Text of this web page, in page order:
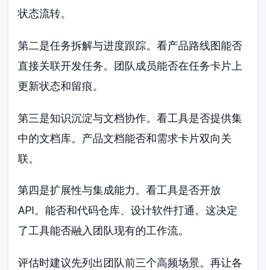
状态流转。
第二是任务拆解与进度跟踪。看产品路线图能否
直接关联开发任务。团队成员能否在任务卡片上
更新状态和留痕。
第三是知识沉淀与文档协作。看工具是否提供集
中的文档库。产品文档能否和需求卡片双向关
联。
第四是扩展性与集成能力。看工具是否开放
API。能否和代码仓库、设计软件打通。这决定
了工具能否融入团队现有的工作流。
评估时建议先列出团队前三个高频场景。再让各